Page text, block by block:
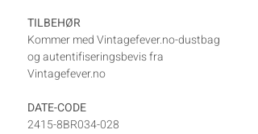
TILBEHØR
Kommer med Vintagefever.no-dustbag
og autentifiseringsbevis fra
Vintagefever.no
DATE-CODE
2415-8BR034-028